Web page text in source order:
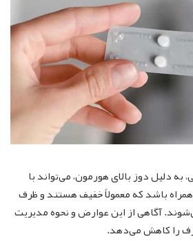
دلیل دوز بالای هورمون، می‌تواند با
باشد که معمولاً خفیف هستند و ظرف
می‌شوند. آگاهی از این عوارض و نحوه مدیریت
را کاهش می‌دهد.